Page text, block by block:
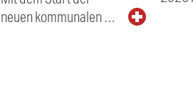
neuen kommunalen …